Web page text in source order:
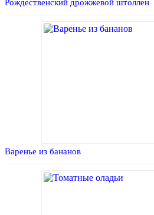
Рождественский дрожжевой штоллен
Варенье из бананов